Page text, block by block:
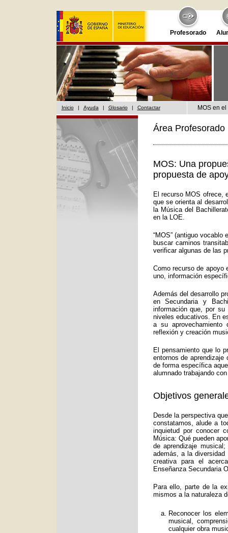
Profesorado
Inicio | Ayuda | Glosario | Contactar MOS en
Área
MOS: Una
propuesta de
El recurso MOS ofrece,
que se orienta al
la Música del
en la LOE.
“MOS” (antiguo
buscar caminos
verificar algunas de las
Como recurso de
uno, información
Además del desarrollo
en Secundaria y
información que, por
niveles educativos. En
a su aprovechamiento
reflexión y creación
El pensamiento que lo
entornos de aprendizaje
de forma específica
alumnado trabajando
Objetivos
Desde la perspectiva
constatamos, alude a
inquietud por conocer
Música: Qué pueden
de aprendizaje
además, a la
creativa para el
Enseñanza Secundaria
Para ello, parte de la
mismos a la naturaleza
Reconocer los
musical,
cualquier obra